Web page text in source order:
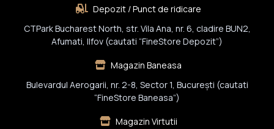
Depozit / Punct de ridicare
CTPark Bucharest North, str. Vila Ana, nr. 6, cladire BUN2,
Afumati, Ilfov (cautati “FineStore Depozit”)
Magazin Baneasa
Bulevardul Aerogarii, nr. 2-8, Sector 1, Bucureşti (cautati
“FineStore Baneasa”)
Magazin Virtutii